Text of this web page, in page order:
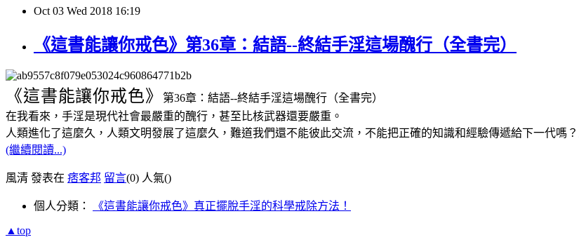
Oct 03 Wed 2018 16:19
《這書能讓你戒色》第36章：結語--終結手淫這場醜行（全書完）
《這書能讓你戒色》
第36章：結語--終結手淫這場醜行（全書完）
在我看來，手淫是現代社會最嚴重的醜行，甚至比核武器還要嚴重。
人類進化了這麼久，人類文明發展了這麼久，難道我們還不能彼此交流，不能把正確的知識和經驗傳遞給下一代嗎
(繼續閱讀...)
風清 發表在 痞客邦 留言(0) 人氣()
個人分類： 《這書能讓你戒色》真正擺脫手淫的科學戒除方法！
▲top